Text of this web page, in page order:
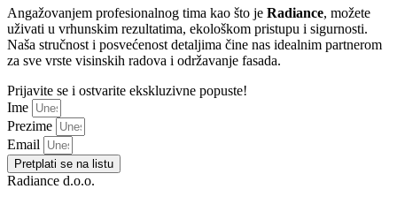
Angažovanjem profesionalnog tima kao što je Radiance, možete
uživati u vrhunskim rezultatima, ekološkom pristupu i sigurnosti.
Naša stručnost i posvećenost detaljima čine nas idealnim partnerom
za sve vrste visinskih radova i održavanje fasada.
Prijavite se i ostvarite ekskluzivne popuste!
Ime
Prezime
Email
Pretplati se na listu
Radiance d.o.o.